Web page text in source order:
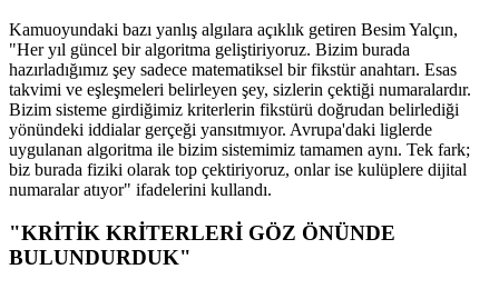
Kamuoyundaki bazı yanlış algılara açıklık getiren Besim Yalçın,
"Her yıl güncel bir algoritma geliştiriyoruz. Bizim burada
hazırladığımız şey sadece matematiksel bir fikstür anahtarı. Esas
takvimi ve eşleşmeleri belirleyen şey, sizlerin çektiği numaralardır.
Bizim sisteme girdiğimiz kriterlerin fikstürü doğrudan belirlediği
yönündeki iddialar gerçeği yansıtmıyor. Avrupa'daki liglerde
uygulanan algoritma ile bizim sistemimiz tamamen aynı. Tek fark;
biz burada fiziki olarak top çektiriyoruz, onlar ise kulüplere dijital
numaralar atıyor" ifadelerini kullandı.
"KRİTİK KRİTERLERİ GÖZ ÖNÜNDE
BULUNDURDUK"